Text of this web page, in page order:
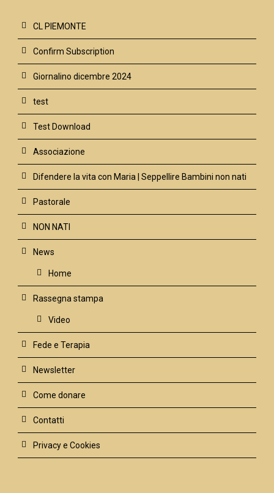
CL PIEMONTE
Confirm Subscription
Giornalino dicembre 2024
test
Test Download
Associazione
Difendere la vita con Maria | Seppellire Bambini non nati
Pastorale
NON NATI
News
Home
Rassegna stampa
Video
Fede e Terapia
Newsletter
Come donare
Contatti
Privacy e Cookies